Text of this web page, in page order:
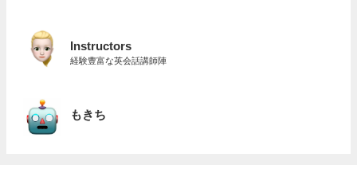
Instructors
経験豊富な英会話講師陣
もきち